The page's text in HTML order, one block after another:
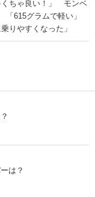
くちゃ良い！」 モンベ
615グラムで軽い」
りやすくなった」
は？